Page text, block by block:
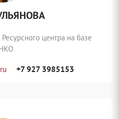
центра на базе
+7 927 3985153